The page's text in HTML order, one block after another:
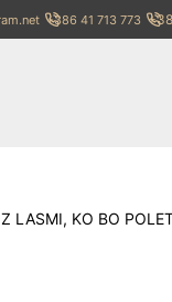
+386 41 713 773
LASMI, KO BO